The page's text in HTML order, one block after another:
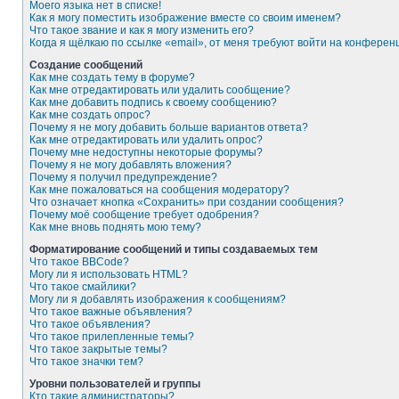
Моего языка нет в списке!
Как я могу поместить изображение вместе со своим именем?
Что такое звание и как я могу изменить его?
Когда я щёлкаю по ссылке «email», от меня требуют войти на
Создание сообщений
Как мне создать тему в форуме?
Как мне отредактировать или удалить сообщение?
Как мне добавить подпись к своему сообщению?
Как мне создать опрос?
Почему я не могу добавить больше вариантов ответа?
Как мне отредактировать или удалить опрос?
Почему мне недоступны некоторые форумы?
Почему я не могу добавлять вложения?
Почему я получил предупреждение?
Как мне пожаловаться на сообщения модератору?
Что означает кнопка «Сохранить» при создании сообщения?
Почему моё сообщение требует одобрения?
Как мне вновь поднять мою тему?
Форматирование сообщений и типы создаваемых тем
Что такое BBCode?
Могу ли я использовать HTML?
Что такое смайлики?
Могу ли я добавлять изображения к сообщениям?
Что такое важные объявления?
Что такое объявления?
Что такое прилепленные темы?
Что такое закрытые темы?
Что такое значки тем?
Уровни пользователей и группы
Кто такие администраторы?